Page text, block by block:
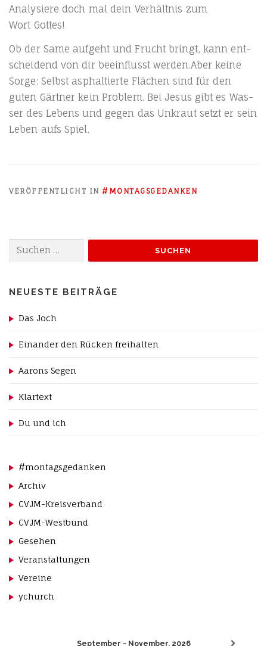
Ana­ly­sie­re doch mal dein Ver­hält­nis zum
Wort Gottes!
Ob der Same auf­geht und Frucht bringt, kann ent­
schei­dend von dir beein­flusst werden.Aber kei­ne
Sor­ge: Selbst asphal­tier­te Flä­chen sind für den
guten Gärt­ner kein Pro­blem. Bei Jesus gibt es Was­
ser des Lebens und gegen das Unkraut setzt er sein
Leben aufs Spiel.
VERÖFFENTLICHT IN #MONTAGSGEDANKEN
nach:
NEUESTE BEITRÄGE
Das Joch
Einander den Rücken freihalten
Aarons Segen
Klartext
Du und ich
#montagsgedanken
Archiv
CVJM-Kreisverband
CVJM-Westbund
Gesehen
Veranstaltungen
Vereine
ychurch
September - November, 2026